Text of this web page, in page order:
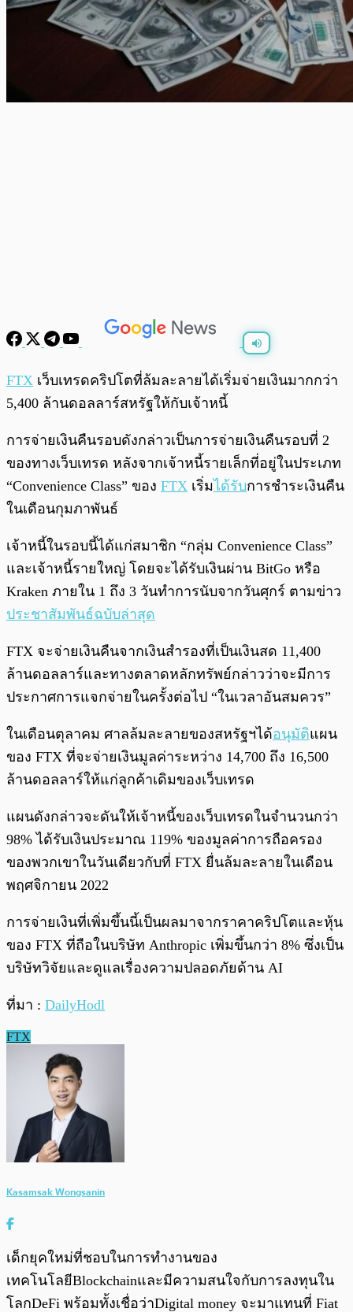
พร้อมเล่น 0:00
FTX เว็บเทรดคริปโตที่ล้มละลายได้เริ่มจ่ายเงินมากกว่า
5,400 ล้านดอลลาร์สหรัฐให้กับเจ้าหนี้
การจ่ายเงินคืนรอบดังกล่าวเป็นการจ่ายเงินคืนรอบที่ 2
ของทางเว็บเทรด หลังจากเจ้าหนี้รายเล็กที่อยู่ในประเภท
“Convenience Class” ของ FTX เริ่มได้รับการชำระเงินคืน
ในเดือนกุมภาพันธ์
เจ้าหนี้ในรอบนี้ได้แก่สมาชิก “กลุ่ม Convenience Class”
และเจ้าหนี้รายใหญ่ โดยจะได้รับเงินผ่าน BitGo หรือ
Kraken ภายใน 1 ถึง 3 วันทำการนับจากวันศุกร์ ตามข่าว
ประชาสัมพันธ์ฉบับล่าสุด
FTX จะจ่ายเงินคืนจากเงินสำรองที่เป็นเงินสด 11,400
ล้านดอลลาร์และทางตลาดหลักทรัพย์กล่าวว่าจะมีการ
ประกาศการแจกจ่ายในครั้งต่อไป “ในเวลาอันสมควร”
ในเดือนตุลาคม ศาลล้มละลายของสหรัฐฯได้อนุมัติแผน
ของ FTX ที่จะจ่ายเงินมูลค่าระหว่าง 14,700 ถึง 16,500
ล้านดอลลาร์ให้แก่ลูกค้าเดิมของเว็บเทรด
แผนดังกล่าวจะดันให้เจ้าหนี้ของเว็บเทรดในจำนวนกว่า
98% ได้รับเงินประมาณ 119% ของมูลค่าการถือครอง
ของพวกเขาในวันเดียวกับที่ FTX ยื่นล้มละลายในเดือน
พฤศจิกายน 2022
การจ่ายเงินที่เพิ่มขึ้นนี้เป็นผลมาจากราคาคริปโตและหุ้น
ของ FTX ที่ถือในบริษัท Anthropic เพิ่มขึ้นกว่า 8% ซึ่งเป็น
บริษัทวิจัยและดูแลเรื่องความปลอดภัยด้าน AI
ที่มา : DailyHodl
FTX
Kasamsak Wongsanin
เด็กยุคใหม่ที่ชอบในการทำงานของ
เทคโนโลยีBlockchainและมีความสนใจกับการลงทุนใน
โลกDeFi พร้อมทั้งเชื่อว่าDigital money จะมาแทนที่ Fiat